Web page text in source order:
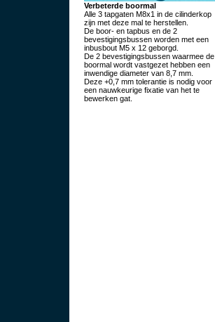
Verbeterde boormal
Alle 3 tapgaten M8x1 in de cilinderkop
zijn met deze mal te herstellen.
De boor- en tapbus en de 2
bevestigingsbussen worden met een
inbusbout M5 x 12 geborgd.
De 2 bevestigingsbussen waarmee de
boormal wordt vastgezet hebben een
inwendige diameter van 8,7 mm.
Deze +0,7 mm tolerantie is nodig voor
een nauwkeurige fixatie van het te
bewerken gat.